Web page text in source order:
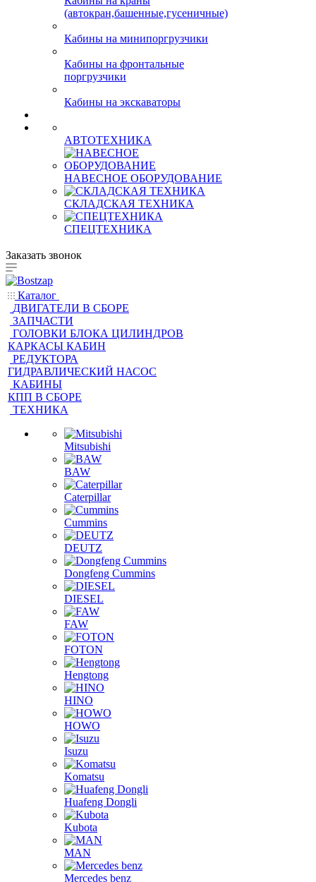
(автокран,башенные,гусеничные)
Кабины на минипоргрузчики
Кабины на фронтальные
Кабины на экскаваторы
АВТОТЕХНИКА
НАВЕСНОЕ ОБОРУДОВАНИЕ
СКЛАДСКАЯ ТЕХНИКА
СПЕЦТЕХНИКА
Заказать звонок
Каталог
ДВИГАТЕЛИ В СБОРЕ
ЗАПЧАСТИ
ГОЛОВКИ БЛОКА ЦИЛИНДРОВ
КАРКАСЫ КАБИН
РЕДУКТОРА
ГИДРАВЛИЧЕСКИЙ НАСОС
КАБИНЫ
ТЕХНИКА
Mitsubishi
BAW
Caterpillar
Cummins
DEUTZ
Dongfeng Cummins
DIESEL
FAW
FOTON
Hengtong
HINO
HOWO
Isuzu
Komatsu
Huafeng Dongli
Kubota
MAN